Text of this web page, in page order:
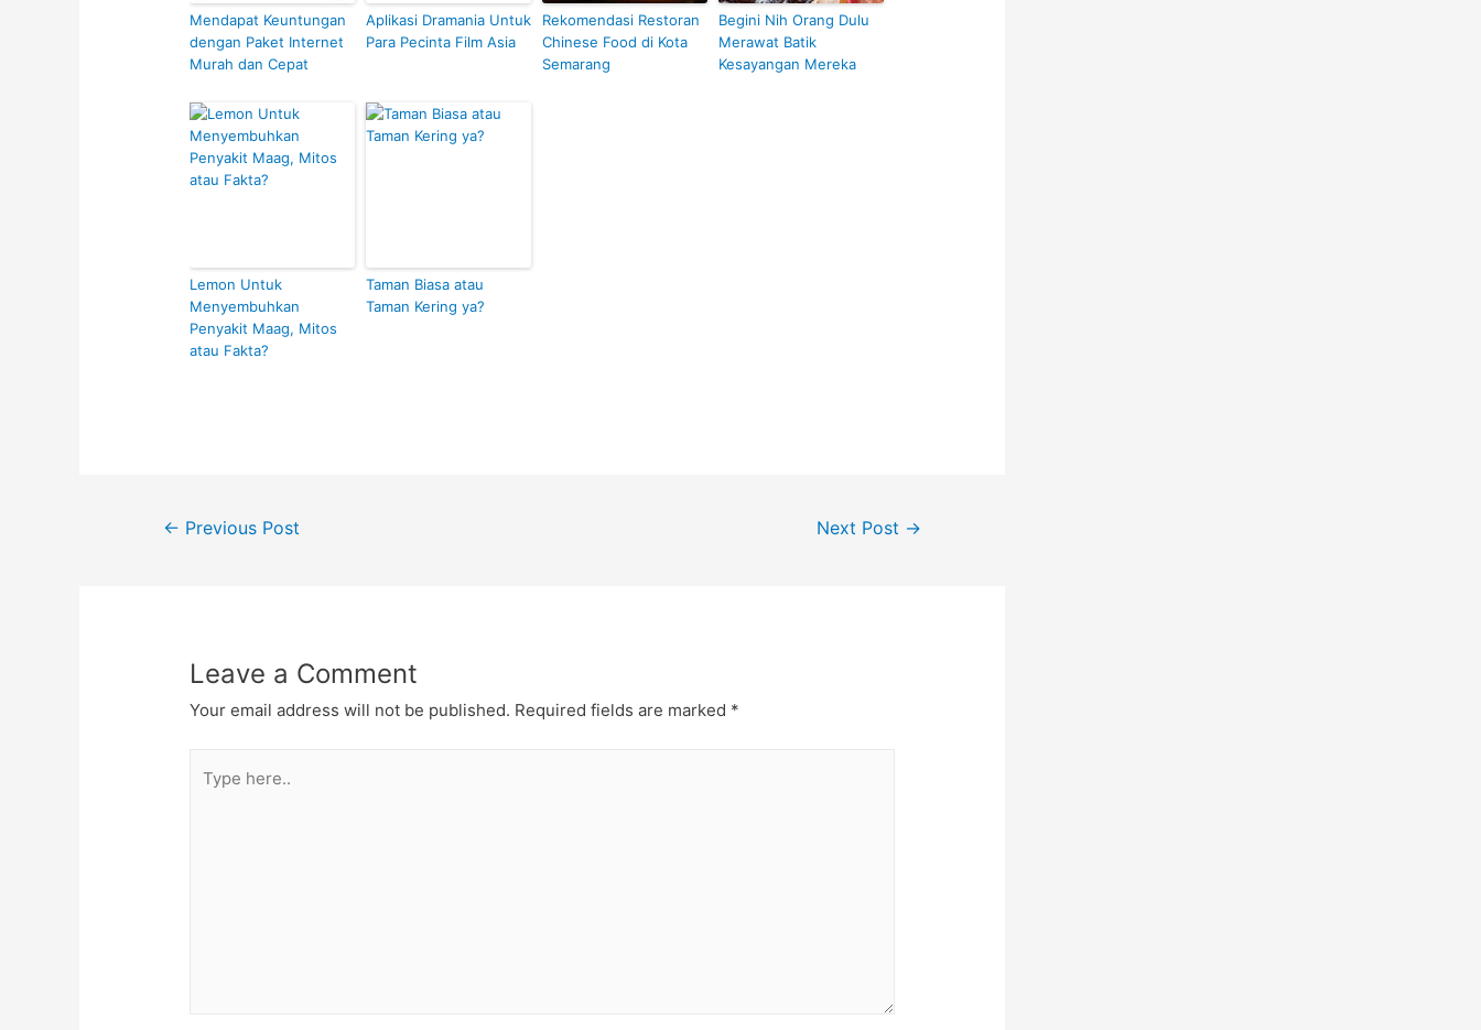
Mendapat Keuntungan
dengan Paket Internet
Murah dan Cepat
Aplikasi Dramania Untuk
Para Pecinta Film Asia
Rekomendasi Restoran
Chinese Food di Kota
Semarang
Begini Nih Orang Dulu
Merawat Batik
Kesayangan Mereka
Lemon Untuk
Menyembuhkan
Penyakit Maag, Mitos
atau Fakta?
Taman Biasa atau
Taman Kering ya?
Post
← Previous Post Next Post →
Leave a Comment
Your email address will not be published. Required fields are marked *
here..